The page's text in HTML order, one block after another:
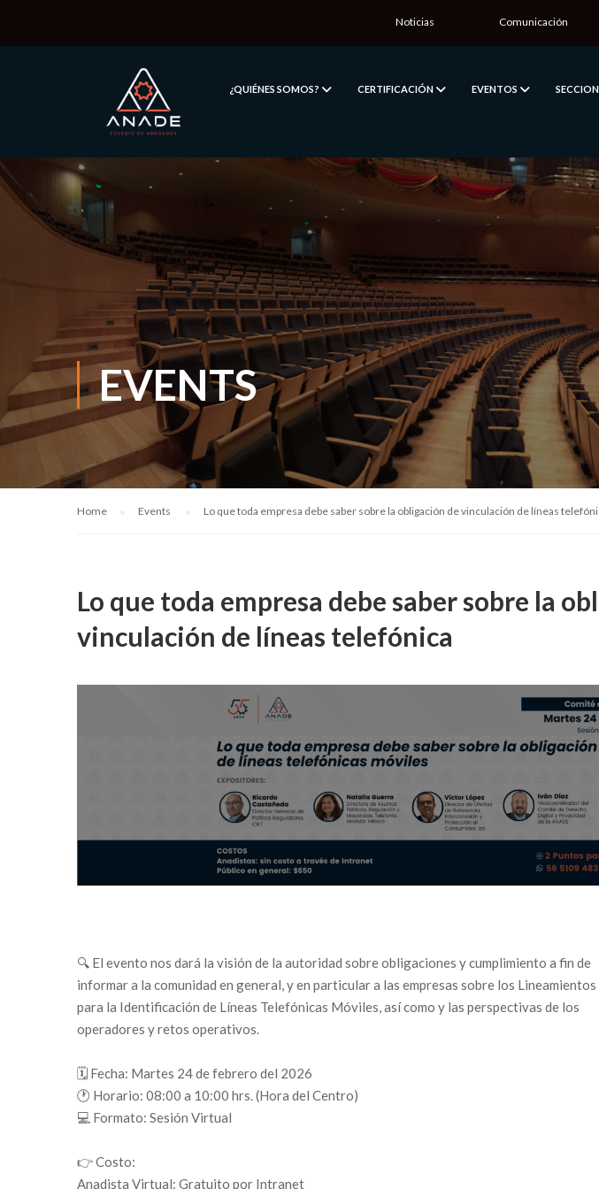
Noticias Comunicación
¿QUIÉNES SOMOS? CERTIFICACIÓN EVENTOS
EVENTS
Home Events Lo que toda empresa debe saber sobre la obligación de vinculación de líneas
Lo que toda empresa debe saber sobre la
vinculación de líneas telefónica
🔍 El evento nos dará la visión de la autoridad sobre obligaciones y cumplimiento a fin de
informar a la comunidad en general, y en particular a las empresas sobre los Lineamientos
para la Identificación de Líneas Telefónicas Móviles, así como y las perspectivas de los
operadores y retos operativos.
🗓 Fecha: Martes 24 de febrero del 2026
🕐 Horario: 08:00 a 10:00 hrs. (Hora del Centro)
💻 Formato: Sesión Virtual
👉 Costo:
Anadista Virtual: Gratuito por Intranet